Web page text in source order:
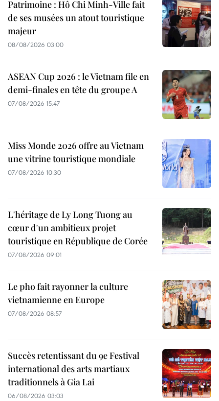
Patrimoine : Hô Chi Minh-Ville fait
de ses musées un atout touristique
majeur
08/08/2026 03:00
ASEAN Cup 2026 : le Vietnam file en
demi-finales en tête du groupe A
07/08/2026 15:47
Miss Monde 2026 offre au Vietnam
une vitrine touristique mondiale
07/08/2026 10:30
L'héritage de Ly Long Tuong au
cœur d'un ambitieux projet
touristique en République de Corée
07/08/2026 09:01
Le pho fait rayonner la culture
vietnamienne en Europe
07/08/2026 08:57
Succès retentissant du 9e Festival
international des arts martiaux
traditionnels à Gia Lai
06/08/2026 03:03